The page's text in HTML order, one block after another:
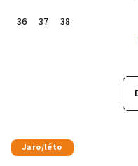
36
37
38
Jaro/léto